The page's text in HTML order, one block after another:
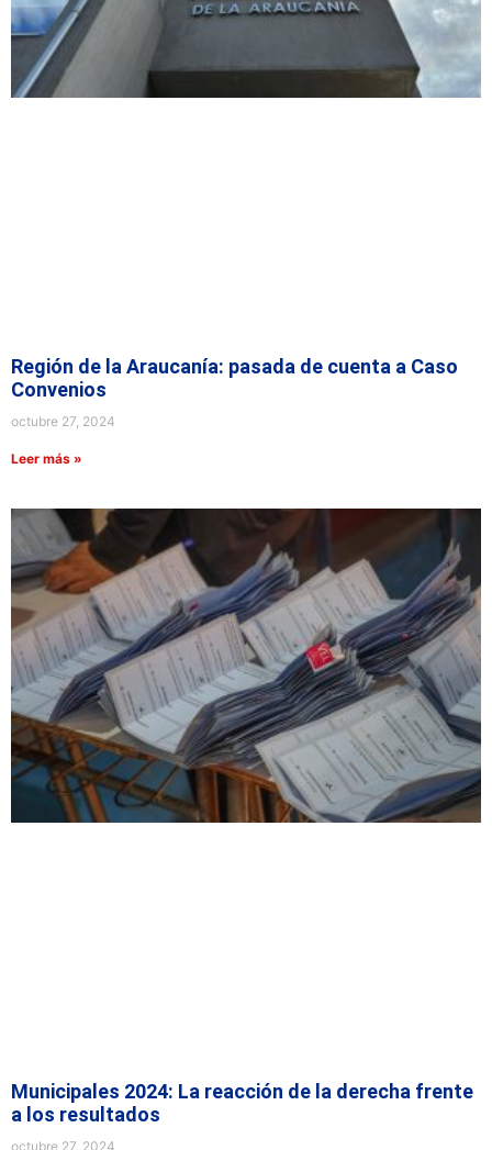
Región de la Araucanía: pasada de cuenta a Caso
Convenios
octubre 27, 2024
Leer más »
Municipales 2024: La reacción de la derecha frente
a los resultados
octubre 27, 2024